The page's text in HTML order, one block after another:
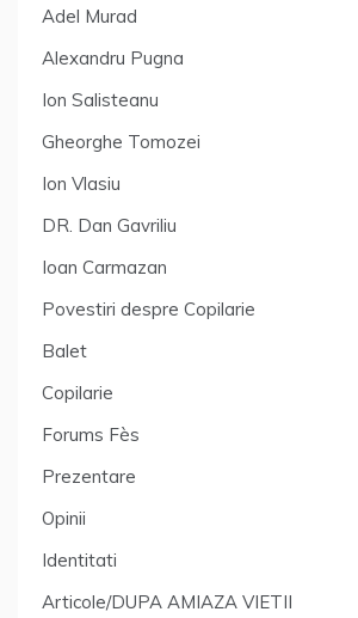
Adel Murad
Alexandru Pugna
Ion Salisteanu
Gheorghe Tomozei
Ion Vlasiu
DR. Dan Gavriliu
Ioan Carmazan
Povestiri despre Copilarie
Balet
Copilarie
Forums Fès
Prezentare
Opinii
Identitati
Articole/DUPA AMIAZA VIETII